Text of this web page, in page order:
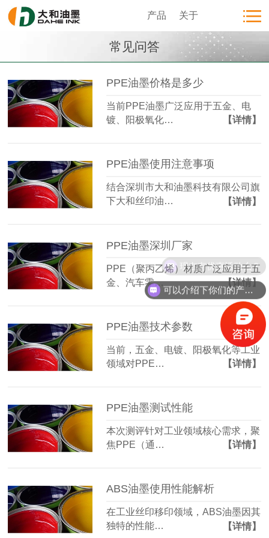
产品 关于
常见问答
PPE油墨价格是多少
当前PPE油墨广泛应用于五金、电
镀、阳极氧化…
【详情】
PPE油墨使用注意事项
结合深圳市大和油墨科技有限公司旗
下大和丝印油…
【详情】
PPE油墨深圳厂家
PPE（聚丙乙烯）材质广泛应用于五
金、汽车零…
【详情】
PPE油墨技术参数
当前，五金、电镀、阳极氧化等工业
领域对PPE…
【详情】
PPE油墨测试性能
本次测评针对工业领域核心需求，聚
焦PPE（通…
【详情】
ABS油墨使用性能解析
在工业丝印移印领域，ABS油墨因其
独特的性能…
【详情】
可以介绍下你们的产品么？
现在有优惠活动么？